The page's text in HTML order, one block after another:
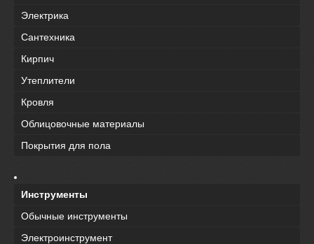
Электрика
Сантехника
Кирпич
Утеплители
Кровля
Облицовочные материалы
Покрытия для пола
Инструменты
Обычные инструменты
Электроинструмент